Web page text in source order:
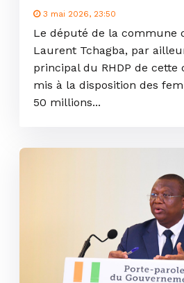
3 mai 2026, 23:50
Le député de la commune
Laurent Tchagba, par
principal du RHDP de cette
mis à la disposition des
50 millions...